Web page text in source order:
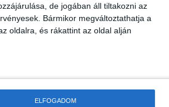
de jogában áll tiltakozni az
Bármikor megváltoztathatja a
oldalra, és rákattint az oldal alján
ELFOGADOM
A munkavállalók
munkában, ám
szervezetnél
világos
különösen ott
üzleti